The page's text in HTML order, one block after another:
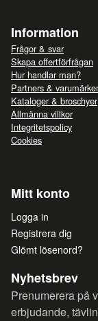
Information
Frågor & svar
Skapa offertförfrågan
Hur handlar man?
Partners &
Kataloger & broschyer
Allmänna villkor
Integritetspolicy
Cookies
Mitt konto
Logga in
Registrera dig
Glömt lösenord?
Nyhetsbrev
Prenumerera på
erbjudande,